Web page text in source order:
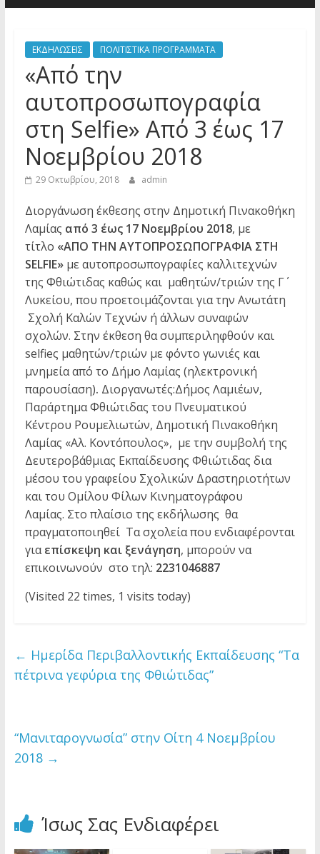
ΕΚΔΗΛΩΣΕΙΣ ΠΟΛΙΤΙΣΤΙΚΑ ΠΡΟΓΡΑΜΜΑΤΑ
«Από την
αυτοπροσωπογραφία
στη Selfie» Από 3 έως 17
Νοεμβρίου 2018
29 Οκτωβρίου, 2018 admin
Διοργάνωση έκθεσης στην Δημοτική Πινακοθήκη
Λαμίας από 3 έως 17 Νοεμβρίου 2018, με
τίτλο «ΑΠΟ ΤΗΝ ΑΥΤΟΠΡΟΣΩΠΟΓΡΑΦΙΑ ΣΤΗ
SELFIE» με αυτοπροσωπογραφίες καλλιτεχνών
της Φθιώτιδας καθώς και μαθητών/τριών της Γ΄
Λυκείου, που προετοιμάζονται για την Ανωτάτη
Σχολή Καλών Τεχνών ή άλλων συναφών
σχολών. Στην έκθεση θα συμπεριληφθούν και
selfieς μαθητών/τριών με φόντο γωνιές και
μνημεία από το Δήμο Λαμίας (ηλεκτρονική
παρουσίαση). Διοργανωτές:Δήμος Λαμιέων,
Παράρτημα Φθιώτιδας του Πνευματικού
Κέντρου Ρουμελιωτών, Δημοτική Πινακοθήκη
Λαμίας «Αλ. Κοντόπουλος», με την συμβολή της
Δευτεροβάθμιας Εκπαίδευσης Φθιώτιδας δια
μέσου του γραφείου Σχολικών Δραστηριοτήτων
και του Ομίλου Φίλων Κινηματογράφου
Λαμίας. Στο πλαίσιο της εκδήλωσης θα
πραγματοποιηθεί Τα σχολεία που ενδιαφέρονται
γιαεπίσκεψη και ξενάγηση, μπορούν να
επικοινωνούν στο τηλ: 2231046887
(Visited 22 times, 1 visits today)
← Ημερίδα Περιβαλλοντικής Εκπαίδευσης “Τα
πέτρινα γεφύρια της Φθιώτιδας”
“Μανιταρογνωσία” στην Οίτη 4 Νοεμβρίου
2018 →
Ίσως Σας Ενδιαφέρει